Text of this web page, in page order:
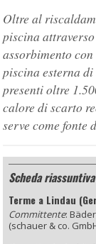
Oltre al
piscina
assorbimento
piscina esterna
presenti oltre
calore di scarto
serve come fonte
Scheda riassuntiva
Terme a Lindau
Committente:
(schauer & co.